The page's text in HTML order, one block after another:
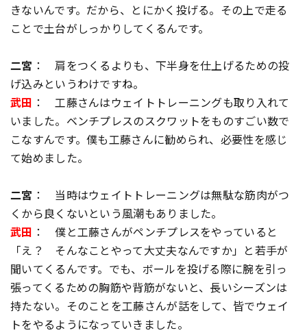
きないんです。だから、とにかく投げる。その上で走る
ことで土台がしっかりしてくるんです。
二宮 ： 肩をつくるよりも、下半身を仕上げるための投
げ込みというわけですね。
武田 ： 工藤さんはウェイトトレーニングも取り入れて
いました。ベンチプレスのスクワットをものすごい数で
こなすんです。僕も工藤さんに勧められ、必要性を感じ
て始めました。
二宮 ： 当時はウェイトトレーニングは無駄な筋肉がつ
くから良くないという風潮もありました。
武田 ： 僕と工藤さんがペンチプレスをやっていると
「え？ そんなことやって大丈夫なんですか」と若手が
聞いてくるんです。でも、ボールを投げる際に腕を引っ
張ってくるための胸筋や背筋がないと、長いシーズンは
持たない。そのことを工藤さんが話をして、皆でウェイ
トをやるようになっていきました。